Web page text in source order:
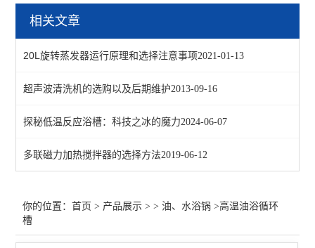
油、水浴锅
相关文章
20L旋转蒸发器运行原理和选择注意事项2021-01-13
超声波清洗机的选购以及后期维护2013-09-16
探秘低温反应浴槽：科技之冰的魔力2024-06-07
多联磁力加热搅拌器的选择方法2019-06-12
你的位置：首页 > 产品展示 > >油、水浴锅 >高温油浴循环
槽